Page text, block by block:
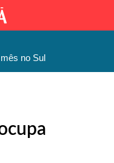
no Sul